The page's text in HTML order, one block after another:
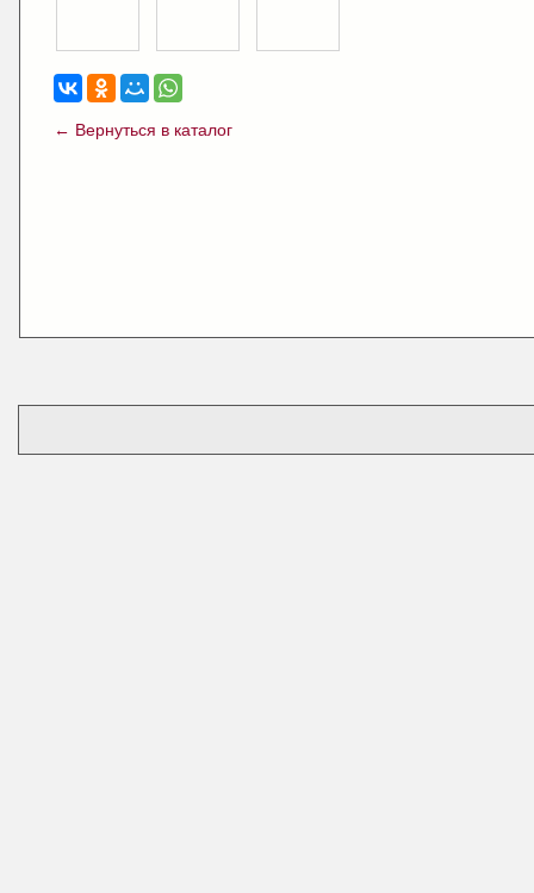
← Вернуться в каталог